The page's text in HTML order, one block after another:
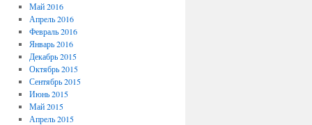
Май 2016
Апрель 2016
Февраль 2016
Январь 2016
Декабрь 2015
Октябрь 2015
Сентябрь 2015
Июнь 2015
Май 2015
Апрель 2015